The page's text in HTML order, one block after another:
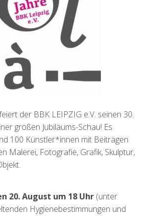
der BBK LEIPZIG e.V. seinen 30.
großen Jubiläums-Schau! Es
100 Künstler*innen mit Beiträgen
Malerei, Fotografie, Grafik, Skulptur,
20. August um 18 Uhr(unter
Hygienebestimmungen und